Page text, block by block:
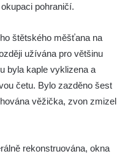
– Pieta
– Šimon
–
mu do své
pohraničí.
štětského měšťana na
užívána pro většinu
byla kaple vyklizena a
četu. Bylo zazděno šest
věžička, zvon zmizel
rekonstruována, okna